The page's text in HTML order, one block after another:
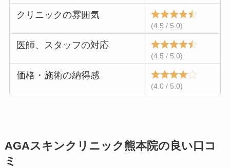
クリニックの雰囲気
(4.5 / 5.0)
医師、スタッフの対応
(4.5 / 5.0)
価格・施術の納得感
(4.0 / 5.0)
AGAスキンクリニック熊本院の良い口コ
ミ